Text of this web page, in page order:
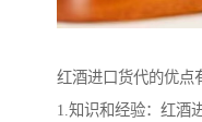
红酒进口货代的优点
1.知识和经验：红酒